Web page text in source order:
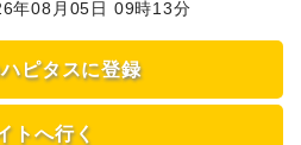
年08月05日 09時13分
ピタスに登録
トへ行く